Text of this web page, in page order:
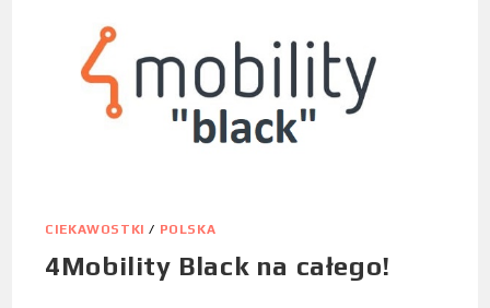
CIEKAWOSTKI / POLSKA
4Mobility Black na całego!